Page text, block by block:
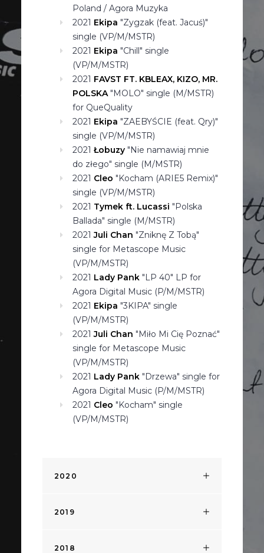
Poland / Agora Muzyka
2021 Ekipa "Zygzak (feat. Jacuś)"
single (VP/M/MSTR)
2021 Ekipa "Chill" single
(VP/M/MSTR)
2021 FAVST FT. KBLEAX, KIZO, MR.
POLSKA"MOLO" single (M/MSTR)
for QueQuality
2021 Ekipa "ZAEBYŚCIE (feat. Qry)"
single (VP/M/MSTR)
2021 Łobuzy "Nie namawiaj mnie
do złego" single (M/MSTR)
2021 Cleo "Kocham (ARIE5 Remix)"
single (VP/M/MSTR)
2021 Tymek ft. Lucassi "Polska
Ballada" single (M/MSTR)
2021Juli Chan "Zniknę Z Tobą"
single for Metascope Music
(VP/M/MSTR)
2021 Lady Pank "LP 40" LP for
Agora Digital Music (P/M/MSTR)
2021 Ekipa "3KIPA" single
(VP/M/MSTR)
2021Juli Chan "Miło Mi Cię Poznać"
single for Metascope Music
(VP/M/MSTR)
2021 Lady Pank "Drzewa" single for
Agora Digital Music (P/M/MSTR)
2021 Cleo "Kocham" single
(VP/M/MSTR)
2020
2019
2018